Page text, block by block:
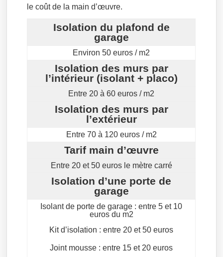
le coût de la main d’œuvre.
Isolation du plafond de
garage
Environ 50 euros / m2
Isolation des murs par
l’intérieur (isolant + placo)
Entre 20 à 60 euros / m2
Isolation des murs par
l’extérieur
Entre 70 à 120 euros / m2
Tarif main d’œuvre
Entre 20 et 50 euros le mètre carré
Isolation d’une porte de
garage
Isolant de porte de garage : entre 5 et 10
euros du m2
Kit d’isolation : entre 20 et 50 euros
Joint mousse : entre 15 et 20 euros